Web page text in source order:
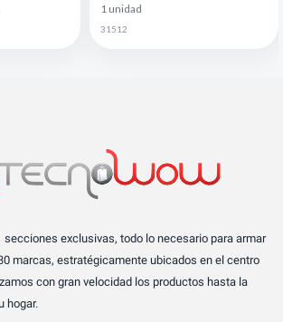
1 unidad
31512
exclusivas, todo lo necesario para armar
marcas, estratégicamente ubicados en el centro
con gran velocidad los productos hasta la
hogar.